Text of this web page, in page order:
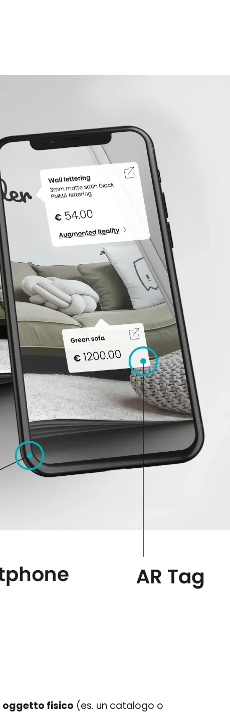
oggetto fisico (es. un catalogo o